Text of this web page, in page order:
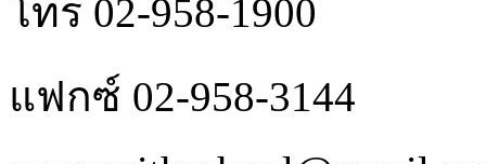
โทร 02-958-1900
แฟกซ์ 02-958-3144